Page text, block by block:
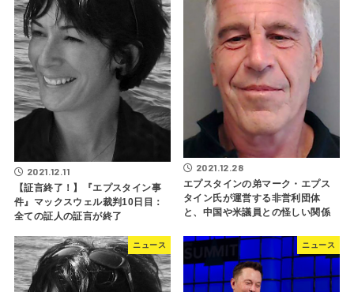
2021.12.11
【証言終了！】『エプスタイン事
件』マックスウェル裁判10日目：
全ての証人の証言が終了
2021.12.28
エプスタインの弟マーク・エプス
タイン氏が運営する非営利団体
と、中国や米議員との怪しい関係
ニュース ニュース